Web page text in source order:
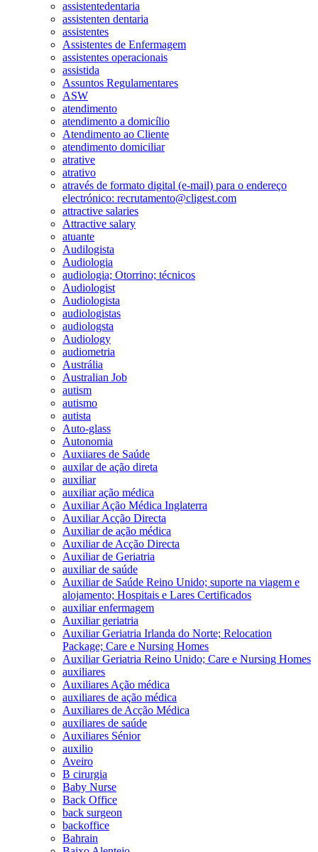
assistentedentaria
assistenten dentaria
assistentes
Assistentes de Enfermagem
assistentes operacionais
assistida
Assuntos Regulamentares
ASW
atendimento
atendimento a domicílio
Atendimento ao Cliente
atendimento domiciliar
atrative
atrativo
através de formato digital (e-mail) para o endereço
electrónico: recrutamento@cligest.com
attractive salaries
Attractive salary
atuante
Audilogista
Audiologia
audiologia; Otorrino; técnicos
Audiologist
Audiologista
audiologistas
audiologsta
Audiology
audiometria
Austrália
Australian Job
autism
autismo
autista
Auto-glass
Autonomia
Auxiiares de Saúde
auxilar de ação direta
auxiliar
auxiliar ação médica
Auxiliar Ação Médica Inglaterra
Auxiliar Acção Directa
Auxiliar de ação médica
Auxiliar de Acção Directa
Auxiliar de Geriatria
auxiliar de saúde
Auxiliar de Saúde Reino Unido; suporte na viagem e
alojamento; Hospitais e Lares Certificados
auxiliar enfermagem
Auxiliar geriatria
Auxiliar Geriatria Irlanda do Norte; Relocation
Package; Care e Nursing Homes
Auxiliar Geriatria Reino Unido; Care e Nursing Homes
auxiliares
Auxiliares Ação médica
auxiliares de ação médica
Auxiliares de Acção Médica
auxiliares de saúde
Auxiliares Sénior
auxilio
Aveiro
B cirurgia
Baby Nurse
Back Office
back surgeon
backoffice
Bahrain